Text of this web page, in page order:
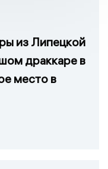
из Липецкой
драккаре в
место в